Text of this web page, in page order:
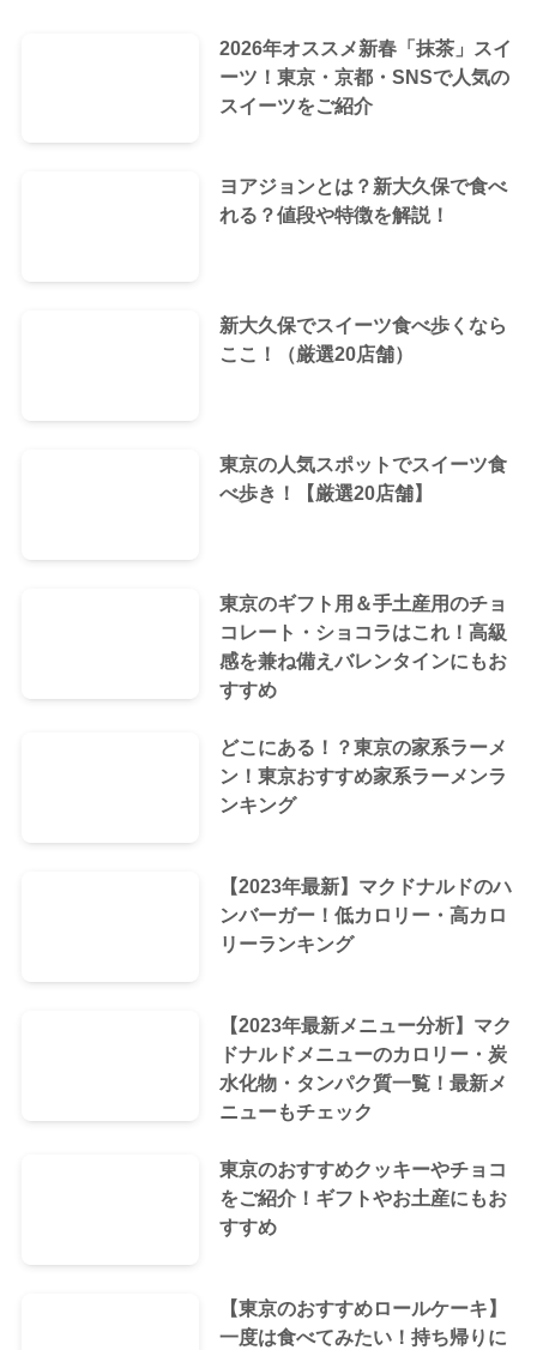
2026年オススメ新春「抹茶」スイ
ーツ！東京・京都・SNSで人気の
スイーツをご紹介
ヨアジョンとは？新大久保で食べ
れる？値段や特徴を解説！
新大久保でスイーツ食べ歩くなら
ここ！（厳選20店舗）
東京の人気スポットでスイーツ食
べ歩き！【厳選20店舗】
東京のギフト用＆手土産用のチョ
コレート・ショコラはこれ！高級
感を兼ね備えバレンタインにもお
すすめ
どこにある！？東京の家系ラーメ
ン！東京おすすめ家系ラーメンラ
ンキング
【2023年最新】マクドナルドのハ
ンバーガー！低カロリー・高カロ
リーランキング
【2023年最新メニュー分析】マク
ドナルドメニューのカロリー・炭
水化物・タンパク質一覧！最新メ
ニューもチェック
東京のおすすめクッキーやチョコ
をご紹介！ギフトやお土産にもお
すすめ
【東京のおすすめロールケーキ】
一度は食べてみたい！持ち帰りに